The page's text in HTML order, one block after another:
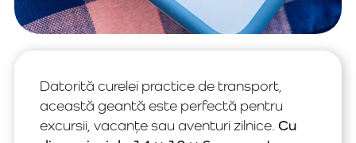
Datorită curelei practice de transport,
această geantă este perfectă pentru
excursii, vacanțe sau aventuri zilnice. Cu